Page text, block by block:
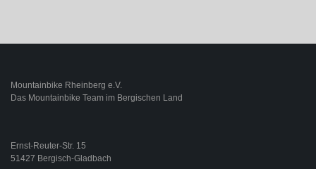
Mountainbike Rheinberg e.V.
Das Mountainbike Team im Bergischen Land
Ernst-Reuter-Str. 15
51427 Bergisch-Gladbach